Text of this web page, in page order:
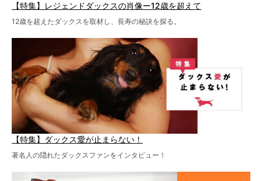
【特集】レジェンドダックスの肖像ー12歳を超えて
12歳を超えたダックスを取材し、長寿の秘訣を探る。
【特集】ダックス愛が止まらない！
著名人の隠れたダックスファンをインタビュー！